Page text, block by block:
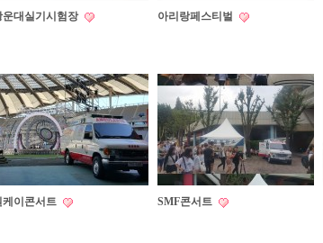
운대실기시험장 아리랑페스티벌
케이콘서트 SMF콘서트